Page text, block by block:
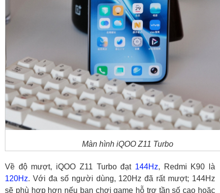
Màn hình iQOO Z11 Turbo
Về độ mượt, iQOO Z11 Turbo đạt 144Hz, Redmi K90 là
120Hz. Với đa số người dùng, 120Hz đã rất mượt; 144Hz
sẽ phù hợp hơn nếu bạn chơi game hỗ trợ tần số cao hoặc